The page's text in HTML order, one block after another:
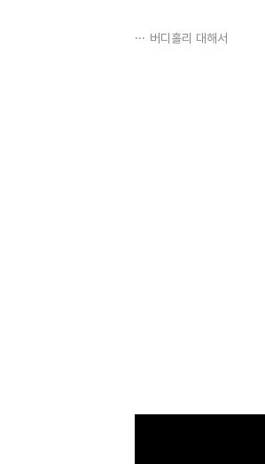
버디홀리 대해서